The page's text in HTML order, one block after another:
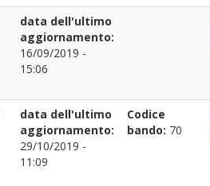
data dell'ultimo
aggiornamento:
16/09/2019 -
15:06
data dell'ultimo
aggiornamento:
29/10/2019 -
11:09
Codice
bando: 70